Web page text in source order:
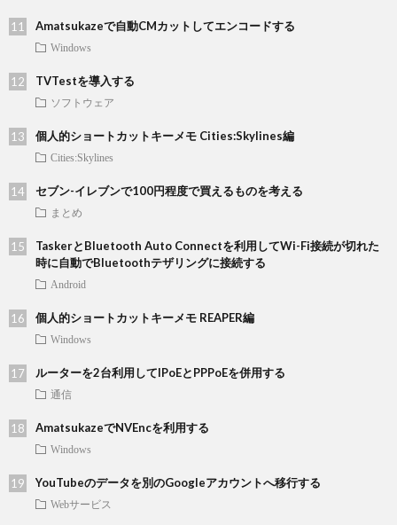
Amatsukazeで自動CMカットしてエンコードする
Windows
TVTestを導入する
ソフトウェア
個人的ショートカットキーメモ Cities:Skylines編
Cities:Skylines
セブン-イレブンで100円程度で買えるものを考える
まとめ
TaskerとBluetooth Auto Connectを利用してWi-Fi接続が切れた
時に自動でBluetoothテザリングに接続する
Android
個人的ショートカットキーメモ REAPER編
Windows
ルーターを2台利用してIPoEとPPPoEを併用する
通信
AmatsukazeでNVEncを利用する
Windows
YouTubeのデータを別のGoogleアカウントへ移行する
Webサービス